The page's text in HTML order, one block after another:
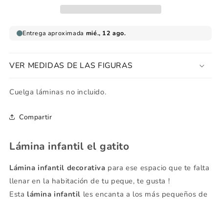
VER MEDIDAS DE LAS FIGURAS
Cuelga láminas no incluido.
Compartir
Lámina infantil el gatito
Lámina infantil decorativa para ese espacio que te falta
llenar en la habitación de tu peque, te gusta !
Esta lámina infantil les encanta a los más pequeños de